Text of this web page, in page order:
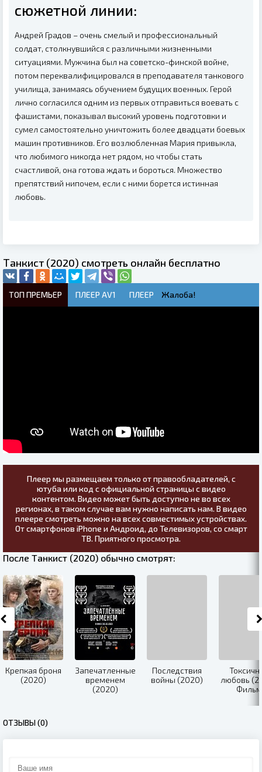
сюжетной линии:
Андрей Градов – очень смелый и профессиональный
солдат, столкнувшийся с различными жизненными
ситуациями. Мужчина был на советско-финской войне,
потом переквалифицировался в преподавателя танкового
училища, занимаясь обучением будущих военных. Герой
лично согласился одним из первых отправиться воевать с
фашистами, показывал высокий уровень подготовки и
сумел самостоятельно уничтожить более двадцати боевых
машин противников. Его возлюбленная Мария привыкла,
что любимого никогда нет рядом, но чтобы стать
счастливой, она готова ждать и бороться. Множество
препятствий нипочем, если с ними борется истинная
любовь.
Танкист (2020) смотреть онлайн бесплатно
ТОП ПРЕМЬЕР ПЛЕЕР AV1 ПЛЕЕР Жалоба!
Плеер мы размещаем только от правообладателей, с
ютуба или код с официальной страницы с видео
контентом. Видео может быть доступно не во всех
регионах, в таком случае вам нужно написать нам. В видео
плеере смотреть можно на всех совместимых устройствах.
От смартфонов iPhone и Андроид, до Телевизоров, со смарт
ТВ. Приятного просмотра.
После Танкист (2020) обычно смотрят:
Крепкая броня
(2020)
Запечатленные
временем
(2020)
Последствия
войны (2020)
любовь
Фильм
ОТЗЫВЫ (0)